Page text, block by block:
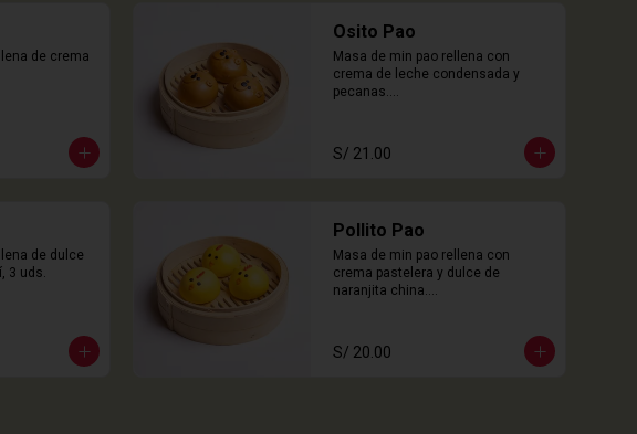
de crema
Osito Pao
Masa de min pao rellena con
crema de leche condensada y
pecanas.
S/ 21.00
de dulce
3 uds.
Pollito Pao
Masa de min pao rellena con
crema pastelera y dulce de
naranjita china.
S/ 20.00